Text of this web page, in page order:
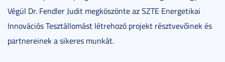
Végül Dr. Fendler Judit megköszönte az SZTE Energetikai
Innovációs Tesztállomást létrehozó projekt résztvevőinek és
partnereinek a sikeres munkát.